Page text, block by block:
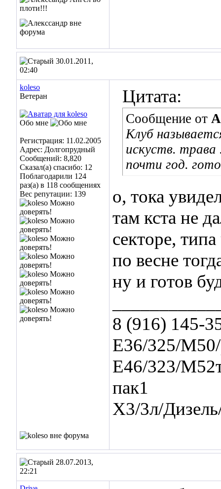
30.01.2011,
02:40
koleso
Ветеран
Обо мне
Регистрация: 11.02.2005
Адрес: Долгопрудный
Сообщений: 8,820
Сказал(а) спасибо: 12
Поблагодарили 124
раз(а) в 118 сообщениях
Вес репутации: 139
Цитата:
Сообщение от
Клуб
искуств.
почти год.
о, тока
там кста не
секторе,
по весне
ну и готов
8 (916) 145-
Е36/325/М50/
Е46/323/
пак1
Х3/3л/
28.07.2013,
22:21